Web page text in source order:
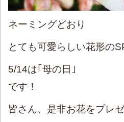
ネーミングどおり
とても可愛らしい花形の
5/14は｢母の日｣
です！
皆さん、是非お花をプレ